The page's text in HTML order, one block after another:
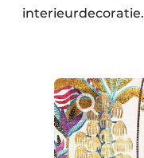
interieurdecoratie.